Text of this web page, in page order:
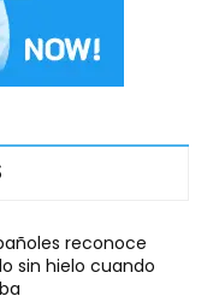
reconoce
sin hielo cuando